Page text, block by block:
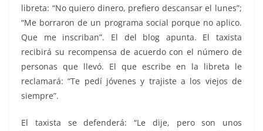
libreta: “No quiero dinero, prefiero descansar el lunes”;
“Me borraron de un programa social porque no aplico.
Que me inscriban”. El del blog apunta. El taxista
recibirá su recompensa de acuerdo con el número de
personas que llevó. El que escribe en la libreta le
reclamará: “Te pedí jóvenes y trajiste a los viejos de
siempre”.
El taxista se defenderá: “Le dije, pero son unos